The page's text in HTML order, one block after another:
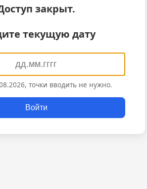
закрыт.
текущую дату
точки вводить не нужно.
Войти